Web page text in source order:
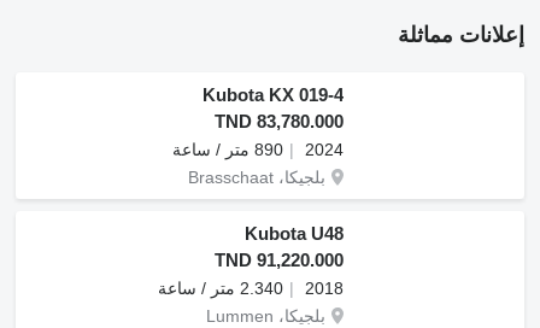
إعلانات مماثلة
Kubota KX 019-4
TND 83,780.000
2024
890 متر / ساعة
بلجيكا، Brasschaat
Kubota U48
TND 91,220.000
2018
2.340 متر / ساعة
بلجيكا، Lummen